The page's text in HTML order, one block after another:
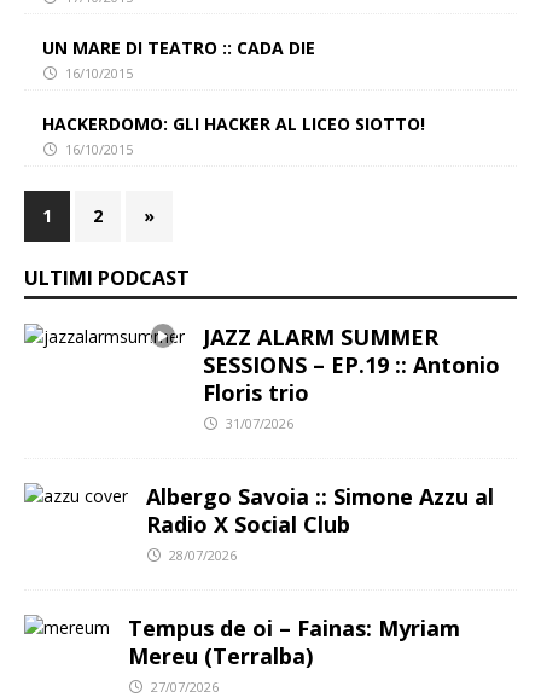
UN MARE DI TEATRO :: CADA DIE
16/10/2015
HACKERDOMO: GLI HACKER AL LICEO SIOTTO!
16/10/2015
1 2 »
ULTIMI PODCAST
JAZZ ALARM SUMMER
SESSIONS – EP.19 :: Antonio
Floris trio
31/07/2026
Albergo Savoia :: Simone Azzu al
Radio X Social Club
28/07/2026
Tempus de oi – Fainas: Myriam
Mereu (Terralba)
27/07/2026